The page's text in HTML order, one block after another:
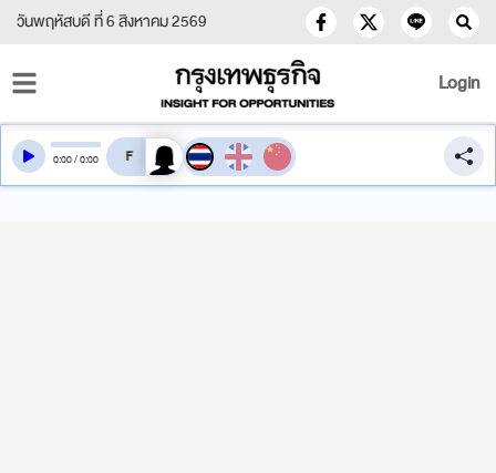
วันพฤหัสบดี ที่ 6 สิงหาคม 2569
Login
0:00/0:00 สลับเสียงอ่าน